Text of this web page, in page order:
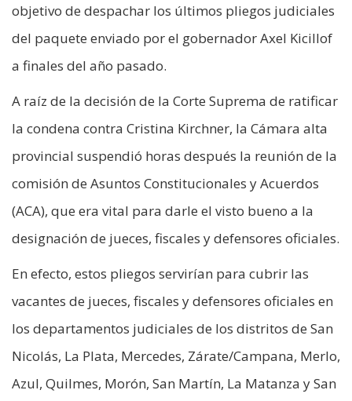
objetivo de despachar los últimos pliegos judiciales
del paquete enviado por el gobernador Axel Kicillof
a finales del año pasado.
A raíz de la decisión de la Corte Suprema de ratificar
la condena contra Cristina Kirchner, la Cámara alta
provincial suspendió horas después la reunión de la
comisión de Asuntos Constitucionales y Acuerdos
(ACA), que era vital para darle el visto bueno a la
designación de jueces, fiscales y defensores oficiales.
En efecto, estos pliegos servirían para cubrir las
vacantes de jueces, fiscales y defensores oficiales en
los departamentos judiciales de los distritos de San
Nicolás, La Plata, Mercedes, Zárate/Campana, Merlo,
Azul, Quilmes, Morón, San Martín, La Matanza y San